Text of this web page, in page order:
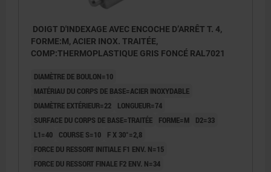
DOIGT D'INDEXAGE AVEC ENCOCHE D’ARRÊT T. 4,
FORME:M, ACIER INOX. TRAITÉE,
COMP:THERMOPLASTIQUE GRIS FONCÉ RAL7021
DIAMÈTRE DE BOULON=10
MATÉRIAU DU CORPS DE BASE=ACIER INOXYDABLE
DIAMÈTRE EXTÉRIEUR=22
LONGUEUR=74
SURFACE DU CORPS DE BASE=TRAITÉE
FORME=M
D2=33
L1=40
COURSE S=10
F X 30°=2,8
FORCE DU RESSORT INITIALE F1 ENV. N=15
FORCE DU RESSORT FINALE F2 ENV. N=34